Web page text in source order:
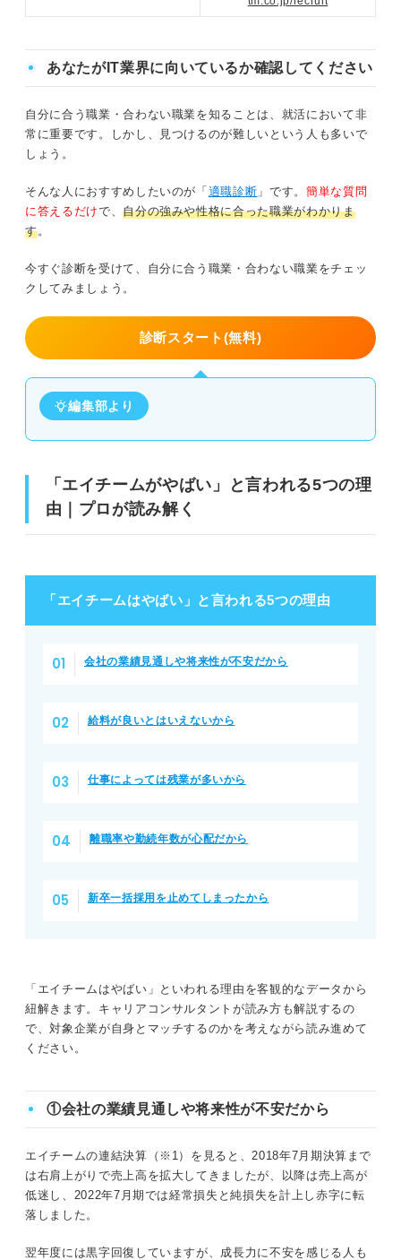
あなたがIT業界に向いているか確認してください
自分に合う職業・合わない職業を知ることは、就活において非
常に重要です。しかし、見つけるのが難しいという人も多いで
しょう。
そんな人におすすめしたいのが「 適職診断 」です。 簡単な質問
に答えるだけで、自分の強みや性格に合った職業がわかりま
す。
今すぐ診断を受けて、自分に合う職業・合わない職業をチェッ
クしてみましょう。
診断スタート(無料)
編集部より
「エイチームがやばい」と言われる5つの理
由｜プロが読み解く
「エイチームはやばい」と言われる5つの理由
会社の業績見通しや将来性が不安だから
給料が良いとはいえないから
仕事によっては残業が多いから
離職率や勤続年数が心配だから
新卒一括採用を止めてしまったから
「エイチームはやばい」といわれる理由を客観的なデータから
紐解きます。キャリアコンサルタントが読み方も解説するの
で、対象企業が自身とマッチするのかを考えながら読み進めて
ください。
①会社の業績見通しや将来性が不安だから
エイチームの連結決算（※1）を見ると、2018年7月期決算まで
は右肩上がりで売上高を拡大してきましたが、以降は売上高が
低迷し、2022年7月期では経常損失と純損失を計上し赤字に転
落しました。
翌年度には黒字回復していますが、成長力に不安を感じる人も